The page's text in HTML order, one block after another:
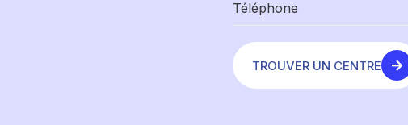
Téléphone
TROUVER UN CENTRE